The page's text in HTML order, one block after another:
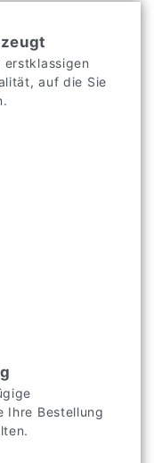
erstklassigen
auf die Sie
Ihre Bestellung